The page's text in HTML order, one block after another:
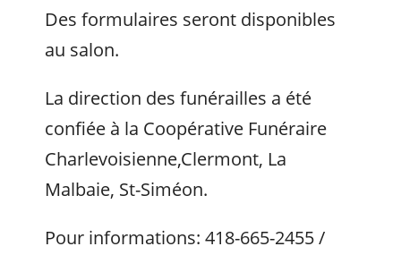
Des formulaires seront disponibles
au salon.
La direction des funérailles a été
confiée à la Coopérative Funéraire
Charlevoisienne,Clermont, La
Malbaie, St-Siméon.
Pour informations: 418-665-2455 /